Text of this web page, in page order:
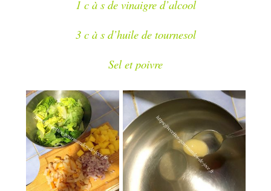
1 c à s de vinaigre d’alcool
3 c à s d’huile de tournesol
Sel et poivre